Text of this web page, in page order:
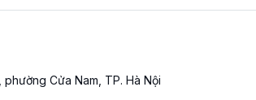
Cửa Nam, TP. Hà Nội